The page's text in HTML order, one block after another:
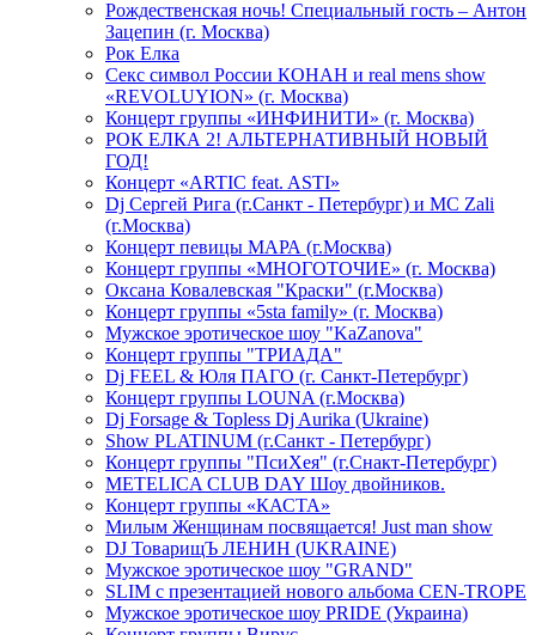
Рождественская ночь! Специальный гость – Антон
Зацепин (г. Москва)
Рок Елка
Секс символ России КОНАН и real mens show
«REVOLUYION» (г. Москва)
Концерт группы «ИНФИНИТИ» (г. Москва)
РОК ЕЛКА 2! АЛЬТЕРНАТИВНЫЙ НОВЫЙ
ГОД!
Концерт «ARTIC feat. ASTI»
Dj Сергей Рига (г.Санкт - Петербург) и MC Zali
(г.Москва)
Концерт певицы МАРА (г.Москва)
Концерт группы «МНОГОТОЧИЕ» (г. Москва)
Оксана Ковалевская "Краски" (г.Москва)
Концерт группы «5sta family» (г. Москва)
Мужское эротическое шоу "KaZanova"
Концерт группы "ТРИАДА"
Dj FEEL & Юля ПАГО (г. Санкт-Петербург)
Концерт группы LOUNA (г.Москва)
Dj Forsage & Topless Dj Aurika (Ukraine)
Show PLATINUM (г.Санкт - Петербург)
Концерт группы "ПсиХея" (г.Снакт-Петербург)
METELICA CLUB DAY Шоу двойников.
Концерт группы «КАСТА»
Милым Женщинам посвящается! Just man show
DJ ТоварищЪ ЛЕНИН (UKRAINE)
Мужское эротическое шоу "GRAND"
SLIM с презентацией нового альбома CEN-TROPE
Мужское эротическое шоу PRIDE (Украина)